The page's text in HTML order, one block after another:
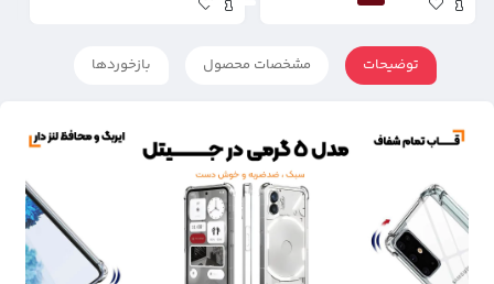
توضیحات مشخصات محصول بازخوردها